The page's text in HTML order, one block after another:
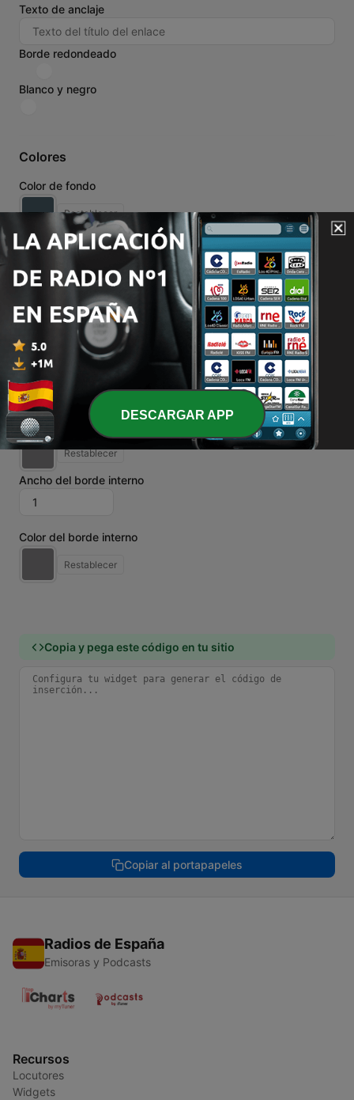
Texto de anclaje
Borde redondeado
Blanco y negro
Colores
Color de fondo
Restablecer
Color de fuente
Restablecer
Bordes
Ancho del borde
Color del borde
Restablecer
Ancho del borde interno
Color del borde interno
Restablecer
Copia y pega este código en tu sitio
Copiar al portapapeles
Radios de España
Emisoras y Podcasts
Recursos
Locutores
Widgets
DESCARGAR APP